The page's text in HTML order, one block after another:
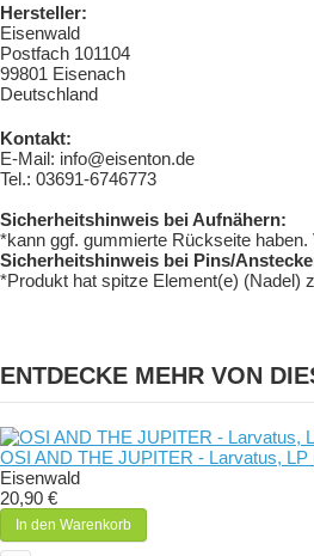
Hersteller:
Eisenwald
Postfach 101104
99801 Eisenach
Deutschland
Kontakt:
E-Mail: info@eisenton.de
Tel.: 03691-6746773
Sicherheitshinweis bei Aufnähern:
*kann ggf. gummierte Rückseite
Sicherheitshinweis bei Pins/
*Produkt hat spitze Element(e) (Nadel)
ENTDECKE MEHR VON
OSI AND THE JUPITER - Larvatus, LP
Eisenwald
20,90 €
In den Warenkorb